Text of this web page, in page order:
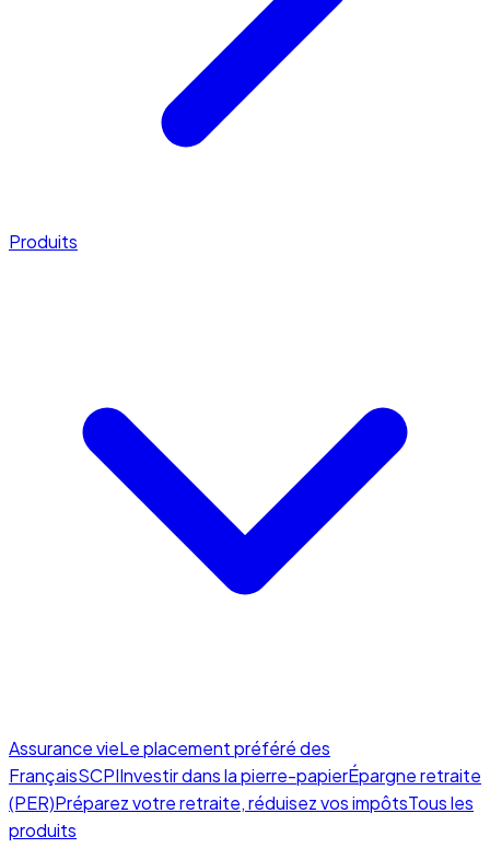
Produits
Assurance vieLe placement préféré des
FrançaisSCPIInvestir dans la pierre-papierÉpargne retraite
(PER)Préparez votre retraite, réduisez vos impôtsTous les
produits